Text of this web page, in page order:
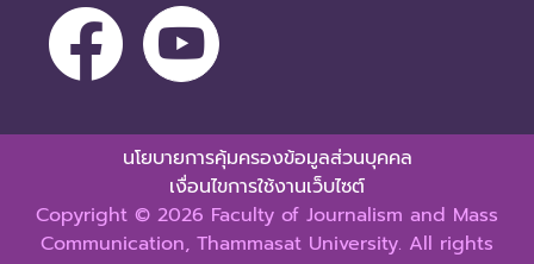
นโยบายการคุ้มครองข้อมูลส่วนบุคคล
เงื่อนไขการใช้งานเว็บไซต์
Copyright © 2026 Faculty of Journalism and Mass
Communication, Thammasat University. All rights